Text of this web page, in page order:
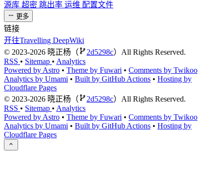
源库 超密 跳出率 运维 配置文件
更多
链接
开往Travelling DeepWiki
© 2023-2026 晓正杨（ 2d5298c）All Rights Reserved.
RSS • Sitemap • Analytics
Powered by Astro • Theme by Fuwari • Comments by Twikoo
Analytics by Umami • Built by GitHub Actions • Hosting by
Cloudflare Pages
© 2023-2026 晓正杨（ 2d5298c）All Rights Reserved.
RSS • Sitemap • Analytics
Powered by Astro • Theme by Fuwari • Comments by Twikoo
Analytics by Umami • Built by GitHub Actions • Hosting by
Cloudflare Pages